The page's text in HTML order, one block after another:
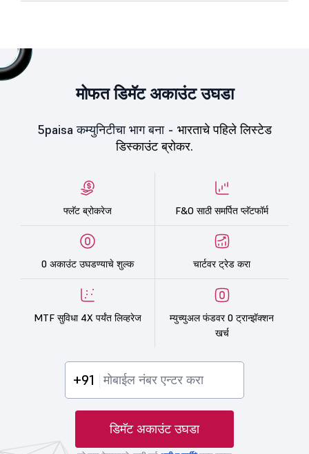
मोफत डिमॅट अकाउंट उघडा
5paisa कम्युनिटीचा भाग बना - भारताचे पहिले लिस्टेड
डिस्काउंट ब्रोकर.
फ्लॅट ब्रोकरेज F&O साठी समर्पित प्लॅटफॉर्म
0 अकाउंट उघडण्याचे शुल्क चार्टवर ट्रेड करा
MTF सुविधा 4X पर्यंत लिव्हरेज
म्युच्युअल फंडवर 0 ट्रान्झॅक्शन
खर्च
+91
डिमॅट अकाउंट उघडा